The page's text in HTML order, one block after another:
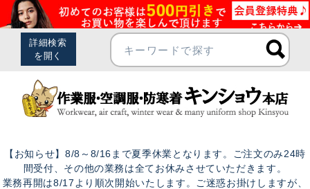
【お知らせ】8/8～8/16まで夏季休業となります。ご注文のみ24時
間受付、その他の業務は全てお休みさせていただきます。
業務再開は8/17より順次開始いたします。ご迷惑お掛けしますが、